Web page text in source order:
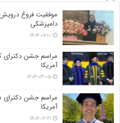
موفقیت فروغ درویش
دامپزشکی
۱۴۰۴-۰۷-۱۰
آمریکا
۱۴۰۴-۰۳-۰۵
مراسم جشن دکترای
آمریکا
۱۴۰۴-۰۲-۲۱